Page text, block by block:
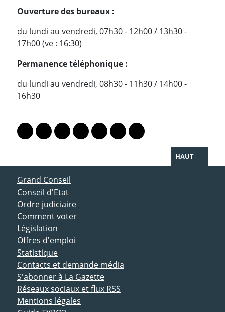
Ouverture des bureaux :
du lundi au vendredi, 07h30 - 12h00 / 13h30 -
17h00 (ve : 16:30)
Permanence téléphonique :
du lundi au vendredi, 08h30 - 11h30 / 14h00 -
16h30
Lien vers le profil Mastodon
Lien vers le profil Bluesky
Lien vers le profil Instagram
Lien vers le profil Linkedin
Lien vers le profil Facebook
Lien vers le profil Twitter
Partager par WhatsApp
HAUT
ACCÈS DIRECT
Grand Conseil
Conseil d'Etat
Ordre judiciaire
Comment voter
Législation
Offres d'emploi
Statistique
Contacts et demande média
S'abonner à La Gazette
Réseaux sociaux et flux RSS
Mentions légales